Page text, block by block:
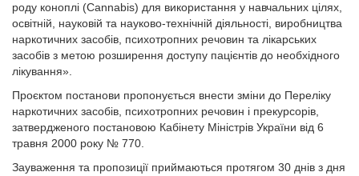
роду коноплі (Cannabis) для використання у навчальних цілях,
освітній, науковій та науково-технічній діяльності, виробництва
наркотичних засобів, психотропних речовин та лікарських
засобів з метою розширення доступу пацієнтів до необхідного
лікування».
Проєктом постанови пропонується внести зміни до Переліку
наркотичних засобів, психотропних речовин і прекурсорів,
затвердженого постановою Кабінету Міністрів України від 6
травня 2000 року № 770.
Зауваження та пропозиції приймаються протягом 30 днів з дня